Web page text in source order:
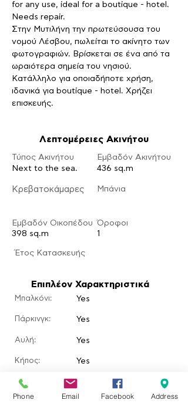
for any use, ideal for a boutique - hotel.
Needs repair.
Στην Μυτιλήνη την πρωτεύσουσα του
νομού Λέσβου, πωλείται το ακίνητο των
φωτογραφιών. Βρίσκεται σε ένα από τα
ωραιότερα σημεία του νησιού.
Κατάλληλο για οποιαδήποτε χρήση,
ιδανικά για boutique - hotel. Χρήζει
επισκευής.
Λεπτομέρειες Ακινήτου
Τύπος Ακινήτου
Next to the sea.
Κρεβατοκάμαρες
Εμβαδόν Οικοπέδου
398 sq.m
Εμβαδόν Ακινήτου
436 sq.m
Μπάνια
Όροφοι
1
​Έτος Κατασκευής
Επιπλέον Χαρακτηριστικά
Μπαλκόνι: Yes
Πάρκινγκ: Yes
Αυλή: Yes
​Κήπος: Yes
Πισίνα:
Phone Email Facebook Address